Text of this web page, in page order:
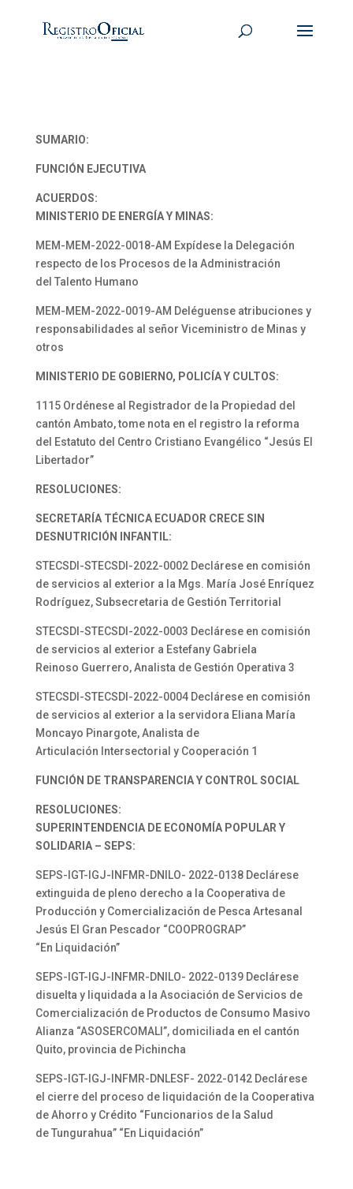
SUMARIO:
FUNCIÓN EJECUTIVA
ACUERDOS:
MINISTERIO DE ENERGÍA Y MINAS:
MEM-MEM-2022-0018-AM Expídese la Delegación
respecto de los Procesos de la Administración
del Talento Humano
MEM-MEM-2022-0019-AM Deléguense atribuciones y
responsabilidades al señor Viceministro de Minas y
otros
MINISTERIO DE GOBIERNO, POLICÍA Y CULTOS:
1115 Ordénese al Registrador de la Propiedad del
cantón Ambato, tome nota en el registro la reforma
del Estatuto del Centro Cristiano Evangélico “Jesús El
Libertador”
RESOLUCIONES:
SECRETARÍA TÉCNICA ECUADOR CRECE SIN
DESNUTRICIÓN INFANTIL:
STECSDI-STECSDI-2022-0002 Declárese en comisión
de servicios al exterior a la Mgs. María José Enríquez
Rodríguez, Subsecretaria de Gestión Territorial
STECSDI-STECSDI-2022-0003 Declárese en comisión
de servicios al exterior a Estefany Gabriela
Reinoso Guerrero, Analista de Gestión Operativa 3
STECSDI-STECSDI-2022-0004 Declárese en comisión
de servicios al exterior a la servidora Eliana María
Moncayo Pinargote, Analista de
Articulación Intersectorial y Cooperación 1
FUNCIÓN DE TRANSPARENCIA Y CONTROL SOCIAL
RESOLUCIONES:
SUPERINTENDENCIA DE ECONOMÍA POPULAR Y
SOLIDARIA – SEPS:
SEPS-IGT-IGJ-INFMR-DNILO- 2022-0138 Declárese
extinguida de pleno derecho a la Cooperativa de
Producción y Comercialización de Pesca Artesanal
Jesús El Gran Pescador “COOPROGRAP”
“En Liquidación”
SEPS-IGT-IGJ-INFMR-DNILO- 2022-0139 Declárese
disuelta y liquidada a la Asociación de Servicios de
Comercialización de Productos de Consumo Masivo
Alianza “ASOSERCOMALI”, domiciliada en el cantón
Quito, provincia de Pichincha
SEPS-IGT-IGJ-INFMR-DNLESF- 2022-0142 Declárese
el cierre del proceso de liquidación de la Cooperativa
de Ahorro y Crédito “Funcionarios de la Salud
de Tungurahua” “En Liquidación”